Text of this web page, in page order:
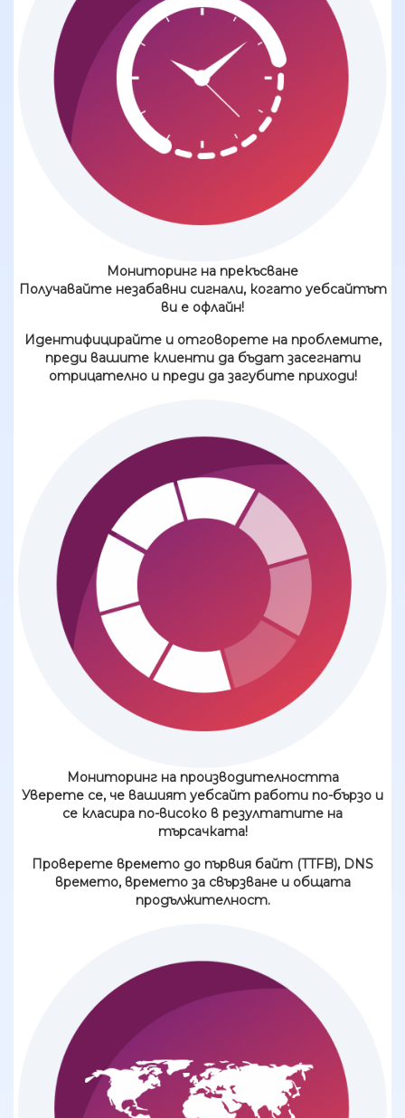
Мониторинг на прекъсване
Получавайте незабавни сигнали, когато уебсайтът
ви е офлайн!
Идентифицирайте и отговорете на проблемите,
преди вашите клиенти да бъдат засегнати
отрицателно и преди да загубите приходи!
Мониторинг на производителността
Уверете се, че вашият уебсайт работи по-бързо и
се класира по-високо в резултатите на
търсачката!
Проверете времето до първия байт (TTFB), DNS
времето, времето за свързване и общата
продължителност.